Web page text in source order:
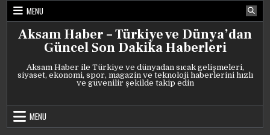
Skip
content
MENU
Aksam Haber – Türkiye ve Dünya’dan
Güncel Son Dakika Haberleri
Aksam Haber ile Türkiye ve dünyadan sıcak gelişmeleri,
siyaset, ekonomi, spor, magazin ve teknoloji haberlerini hızlı
ve güvenilir şekilde takip edin
MENU